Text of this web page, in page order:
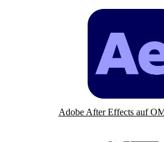
Adobe After Effects auf